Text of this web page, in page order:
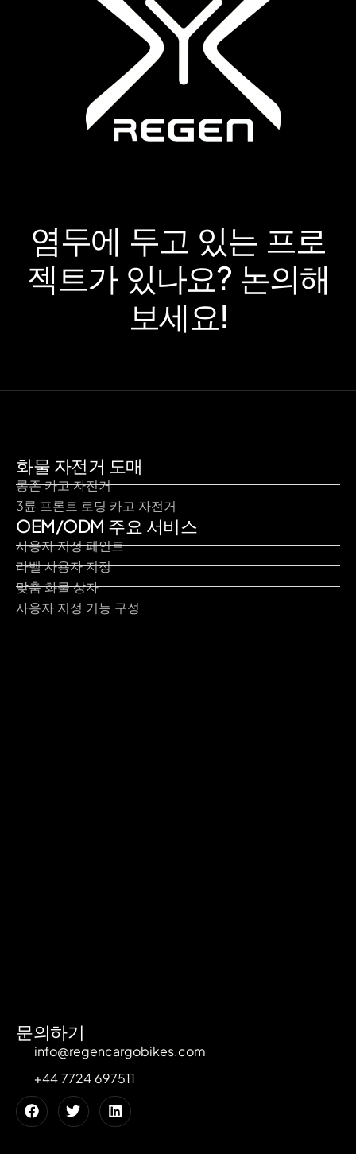
염두에 두고 있는 프로
젝트가 있나요? 논의해
보세요!
화물 자전거 도매
롱존 카고 자전거
3륜 프론트 로딩 카고 자전거
OEM/ODM 주요 서비스
사용자 지정 페인트
라벨 사용자 지정
맞춤 화물 상자
사용자 지정 기능 구성
문의하기
info@regencargobikes.com
+44 7724 697511